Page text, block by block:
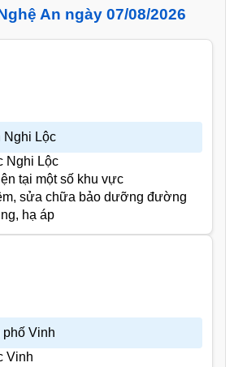
An ngày 07/08/2026
Nghi Lộc
Nghi Lộc
tại một số khu vực
sửa chữa bảo dưỡng đường
hạ áp
phố Vinh
Vinh